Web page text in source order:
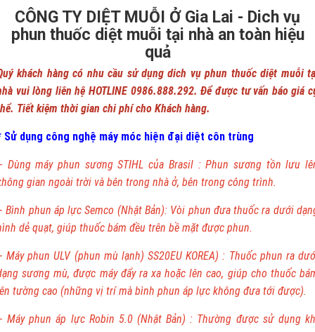
CÔNG TY DIỆT MUỖI Ở Gia Lai - Dich vụ
phun thuốc diệt muỗi tại nhà an toàn hiệu
quả
khách hàng có nhu cầu sử dụng dich vụ phun thuốc diệt muỗi
vui lòng liên hệ HOTLINE 0986.888.292. Để được tư vấn báo giá
Tiết kiệm thời gian chi phí cho Khách hàng.
Sử dụng công nghệ máy móc hiện đại diệt côn trùng
Dùng máy phun sương STIHL của Brasil : Phun sương tồn lưu
gian ngoài trời và bên trong nhà ở, bên trong công trình.
Bình phun áp lực Semco (Nhật Bản): Vòi phun đưa thuốc ra dưới
dẻ quạt, giúp thuốc bám đều trên bề mặt được phun.
Máy phun ULV (phun mù lạnh) SS20EU KOREA) : Thuốc phun ra
sương mù, được máy đẩy ra xa hoặc lên cao, giúp cho thuốc
tường cao (những vị trí mà bình phun áp lực không đưa tới được).
Máy phun áp lực Robin 5.0 (Nhật Bản) : Thường được sử dụng